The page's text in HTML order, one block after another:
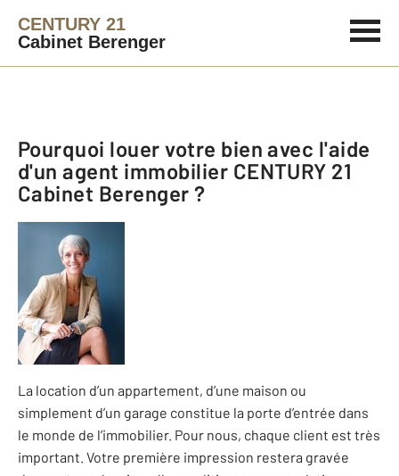
CENTURY 21
Cabinet Berenger
Pourquoi louer votre bien avec l'aide
d'un agent immobilier CENTURY 21
Cabinet Berenger ?
La location d’un appartement, d’une maison ou
simplement d’un garage constitue la porte d’entrée dans
le monde de l’immobilier. Pour nous, chaque client est très
important. Votre première impression restera gravée